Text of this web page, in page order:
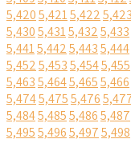
5,4205,4215,4225,423
5,4305,4315,4325,433
5,4415,4425,4435,444
5,4525,4535,4545,455
5,4635,4645,4655,466
5,4745,4755,476
5,4845,4855,4865,487
5,4955,4965,4975,498